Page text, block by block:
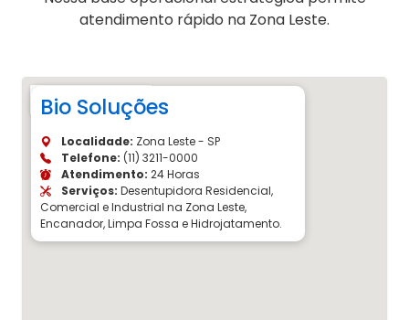
atendimento rápido na Zona Leste.
Bio Soluções
Localidade: Zona Leste - SP
Telefone: (11) 3211-0000
Atendimento: 24 Horas
Serviços: Desentupidora Residencial,
Comercial e Industrial na Zona Leste,
Encanador, Limpa Fossa e Hidrojatamento.